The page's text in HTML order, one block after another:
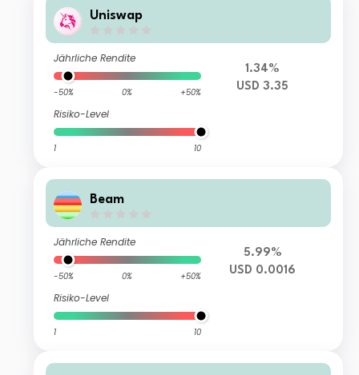
Uniswap
Jährliche Rendite
-50% 0% +50%
Risiko-Level
1 10
1.34%
USD 3.35
Beam
Jährliche Rendite
-50% 0% +50%
Risiko-Level
1 10
5.99%
USD 0.0016